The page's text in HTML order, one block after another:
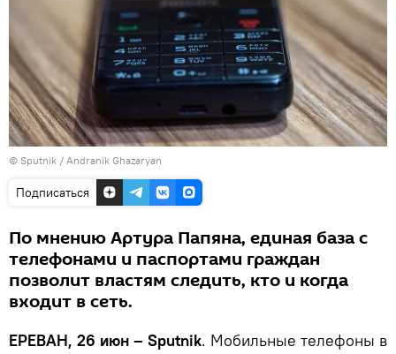
© Sputnik / Andranik Ghazaryan
Подписаться
По мнению Артура Папяна, единая база с
телефонами и паспортами граждан
позволит властям следить, кто и когда
входит в сеть.
ЕРЕВАН, 26 июн – Sputnik. Мобильные телефоны в